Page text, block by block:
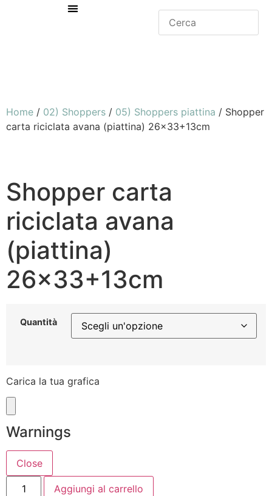
Home / 02) Shoppers / 05) Shoppers piattina / Shopper
carta riciclata avana (piattina) 26×33+13cm
Shopper carta
riciclata avana
(piattina)
26×33+13cm
Quantità
Carica la tua grafica
Warnings
Aggiungi al carrello